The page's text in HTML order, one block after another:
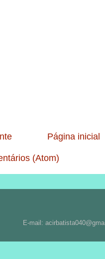
Página inicial
(Atom)
E-mail: